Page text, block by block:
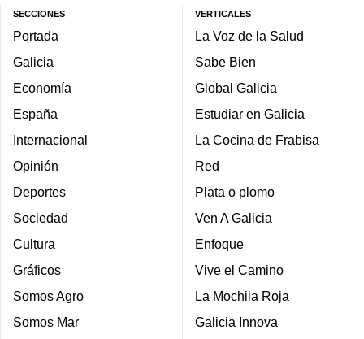
SECCIONES
Portada
Galicia
Economía
España
Internacional
Opinión
Deportes
Sociedad
Cultura
Gráficos
Somos Agro
Somos Mar
VERTICALES
La Voz de la Salud
Sabe Bien
Global Galicia
Estudiar en Galicia
La Cocina de Frabisa
Red
Plata o plomo
Ven A Galicia
Enfoque
Vive el Camino
La Mochila Roja
Galicia Innova